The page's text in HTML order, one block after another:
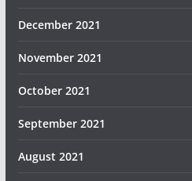
December 2021
November 2021
October 2021
September 2021
August 2021